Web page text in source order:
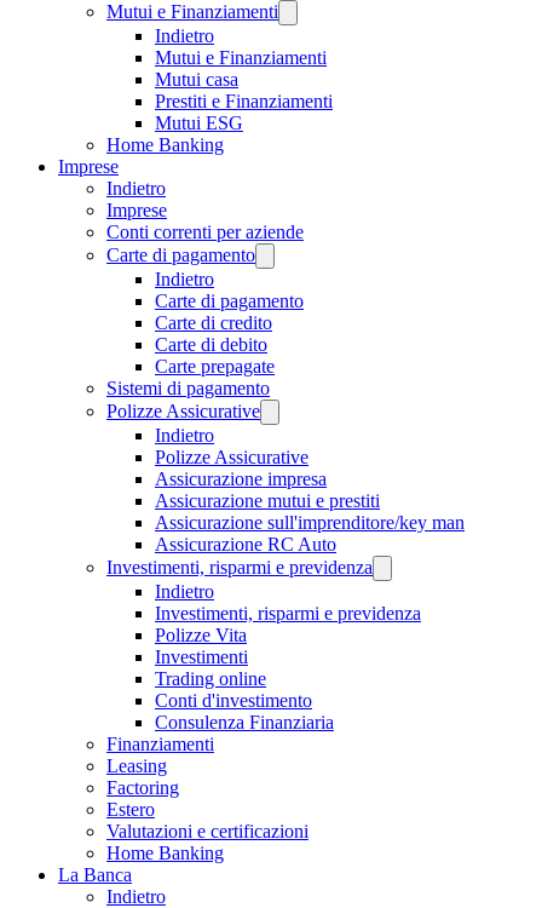
Mutui e Finanziamenti
Indietro
Mutui e Finanziamenti
Mutui casa
Prestiti e Finanziamenti
Mutui ESG
Home Banking
Imprese
Indietro
Imprese
Conti correnti per aziende
Carte di pagamento
Indietro
Carte di pagamento
Carte di credito
Carte di debito
Carte prepagate
Sistemi di pagamento
Polizze Assicurative
Indietro
Polizze Assicurative
Assicurazione impresa
Assicurazione mutui e prestiti
Assicurazione sull'imprenditore/key man
Assicurazione RC Auto
Investimenti, risparmi e previdenza
Indietro
Investimenti, risparmi e previdenza
Polizze Vita
Investimenti
Trading online
Conti d'investimento
Consulenza Finanziaria
Finanziamenti
Leasing
Factoring
Estero
Valutazioni e certificazioni
Home Banking
La Banca
Indietro